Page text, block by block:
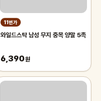
11번가
와일드스탁 남성 무지 중목 양말 5족
6,390원